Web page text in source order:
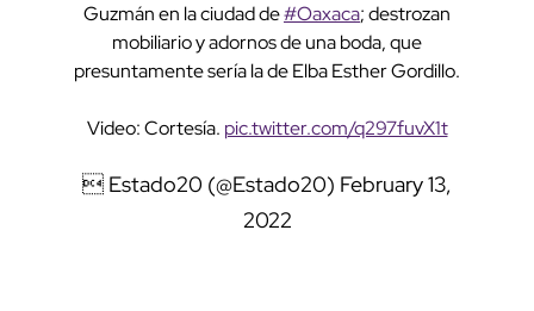
Guzmán en la ciudad de#Oaxaca; destrozan
mobiliario y adornos de una boda, que
presuntamente sería la de Elba Esther Gordillo.
Video: Cortesía. pic.twitter.com/q297fuvX1t
 Estado20 (@Estado20) February 13,
2022